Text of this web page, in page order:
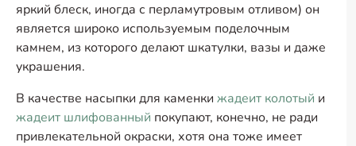
яркий блеск, иногда с перламутровым отливом) он
является широко используемым поделочным
камнем, из которого делают шкатулки, вазы и даже
украшения.
В качестве насыпки для каменки жадеит колотый и
жадеит шлифованный покупают, конечно, не ради
привлекательной окраски, хотя она тоже имеет